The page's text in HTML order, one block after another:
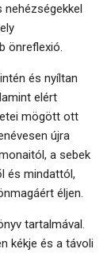
nehézségekkel
önreflexió.
és nyíltan
elért
mögött ott
újra
a sebek
és mindattól,
éljen.
tartalmával.
kékje és a távoli